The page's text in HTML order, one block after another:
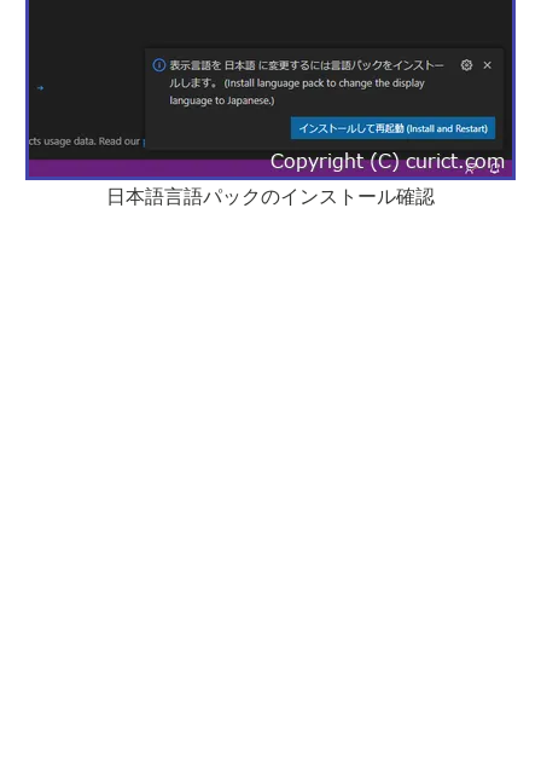
日本語言語パックのインストール確認